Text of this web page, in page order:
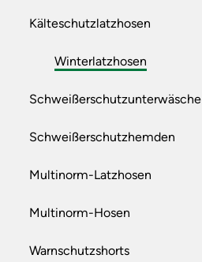
Kälteschutzlatzhosen
Winterlatzhosen
Schweißerschutzunterwäsche
Schweißerschutzhemden
Multinorm-Latzhosen
Multinorm-Hosen
Warnschutzshorts